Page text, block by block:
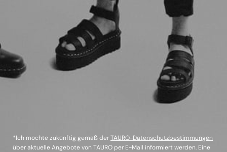
*Ich möchte zukünftig gemäß derTAURO-Datenschutzbestimmungen
über aktuelle Angebote von TAURO per E-Mail informiert werden. Eine